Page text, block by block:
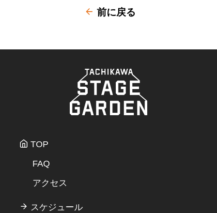
前に戻る
TOP
FAQ
アクセス
スケジュール